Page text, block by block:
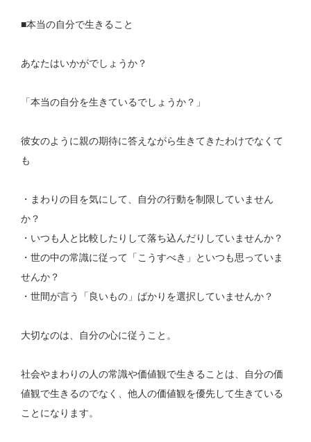
■本当の自分で生きること
あなたはいかがでしょうか？
「本当の自分を生きているでしょうか？」
彼女のように親の期待に答えながら生きてきたわけでなくて
も
・まわりの目を気にして、自分の行動を制限していません
か？
・いつも人と比較したりして落ち込んだりしていませんか？
・世の中の常識に従って「こうすべき」といつも思っていま
せんか？
・世間が言う「良いもの」ばかりを選択していませんか？
大切なのは、自分の心に従うこと。
社会やまわりの人の常識や価値観で生きることは、自分の価
値観で生きるのでなく、他人の価値観を優先して生きている
ことになります。